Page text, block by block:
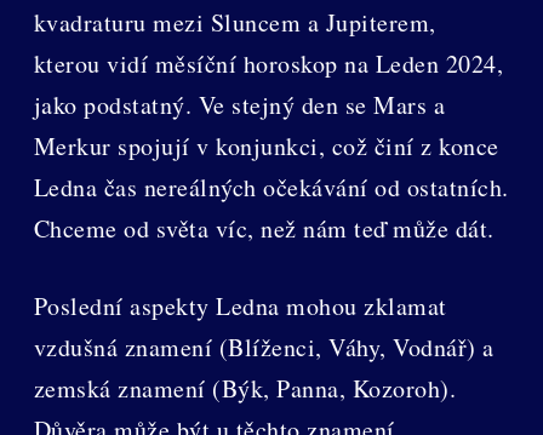
kvadraturu mezi Sluncem a Jupiterem,
kterou vidí měsíční horoskop na Leden 2024,
jako podstatný. Ve stejný den se Mars a
Merkur spojují v konjunkci, což činí z konce
Ledna čas nereálných očekávání od ostatních.
Chceme od světa víc, než nám teď může dát.
Poslední aspekty Ledna mohou zklamat
vzdušná znamení (Blíženci, Váhy, Vodnář) a
zemská znamení (Býk, Panna, Kozoroh).